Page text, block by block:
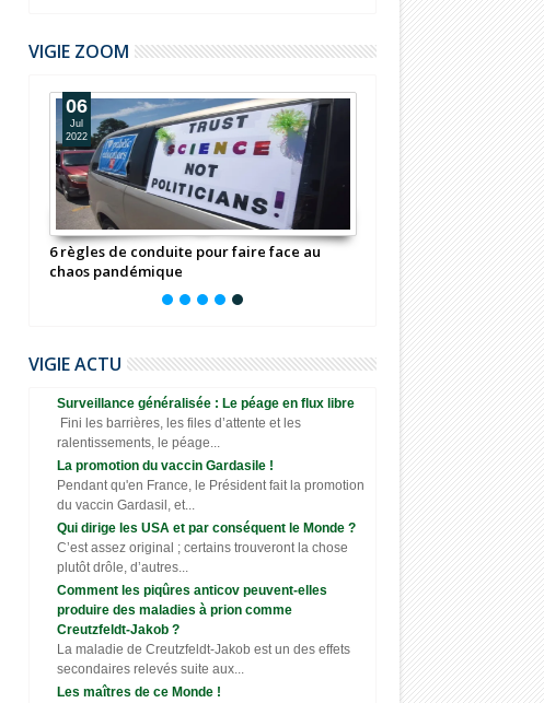
VIGIE ZOOM
6 règles de conduite pour faire face au
chaos pandémique
06
Jul
2022
VIGIE ACTU
Surveillance généralisée : Le péage en flux libre
Fini les barrières, les files d’attente et les
ralentissements, le péage...
La promotion du vaccin Gardasile !
Pendant qu'en France, le Président fait la promotion
du vaccin Gardasil, et...
Qui dirige les USA et par conséquent le Monde ?
C’est assez original ; certains trouveront la chose
plutôt drôle, d’autres...
Comment les piqûres anticov peuvent-elles
produire des maladies à prion comme
Creutzfeldt-Jakob ?
La maladie de Creutzfeldt-Jakob est un des effets
secondaires relevés suite aux...
Les maîtres de ce Monde !